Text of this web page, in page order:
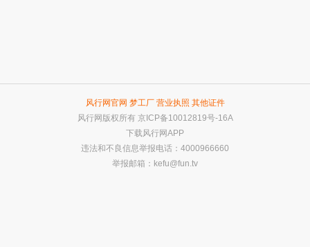
风行网官网 梦工厂 营业执照 其他证件
风行网版权所有 京ICP备10012819号-16A
下载风行网APP
违法和不良信息举报电话：4000966660
举报邮箱： kefu@fun.tv